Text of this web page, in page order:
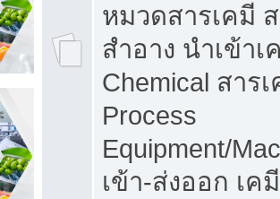
หมวดสารเคมี
สำอาง นำเข้
Chemical สาร
Process
Equipment/
เข้า-ส่งออก เ